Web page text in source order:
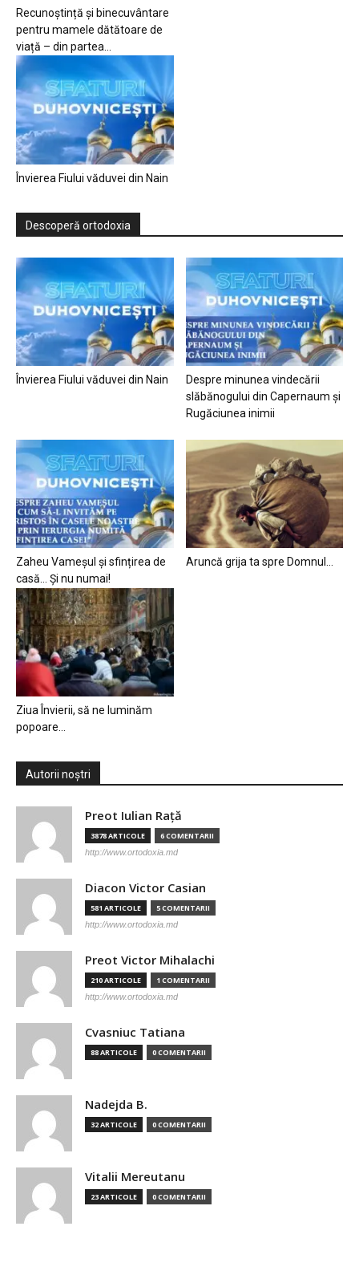
Recunoștință și binecuvântare
pentru mamele dătătoare de
viață – din partea...
Învierea Fiului văduvei din Nain
Descoperă ortodoxia
Învierea Fiului văduvei din Nain
Despre minunea vindecării
slăbănogului din Capernaum și
Rugăciunea inimii
Zaheu Vameșul și sfințirea de
casă… Și nu numai!
Aruncă grija ta spre Domnul…
Ziua Învierii, să ne luminăm
popoare…
Autorii noștri
Preot Iulian Raţă
3878 ARTICOLE 6 COMENTARII
http://www.ortodoxia.md
Diacon Victor Casian
581 ARTICOLE 5 COMENTARII
http://www.ortodoxia.md
Preot Victor Mihalachi
210 ARTICOLE 1 COMENTARII
http://www.ortodoxia.md
Cvasniuc Tatiana
88 ARTICOLE 0 COMENTARII
Nadejda B.
32 ARTICOLE 0 COMENTARII
Vitalii Mereutanu
23 ARTICOLE 0 COMENTARII